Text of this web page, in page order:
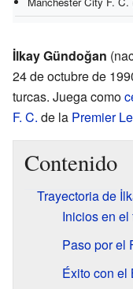
İlkay Gündoğan
24 de octubre de
turcas. Juega como
F. C. de la Premier
Contenido
Trayectoria de
Inicios en el
Paso por el
Éxito con el